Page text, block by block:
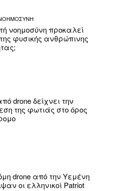
νοημοσύνη προκαλεί
φυσικής ανθρώπινης
drone δείχνει την
της φωτιάς στο όρος
drone από την Υεμένη
οι ελληνικοί Patriot